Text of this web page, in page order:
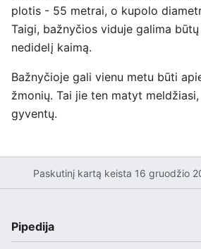
plotis - 55 metrai, o kupolo
Taigi, bažnyčios viduje galima
nedidelį kaimą.
Bažnyčioje gali vienu metu būti
žmonių. Tai jie ten matyt
gyventų.
Paskutinį kartą keista 16 gruodžio
Pipedija